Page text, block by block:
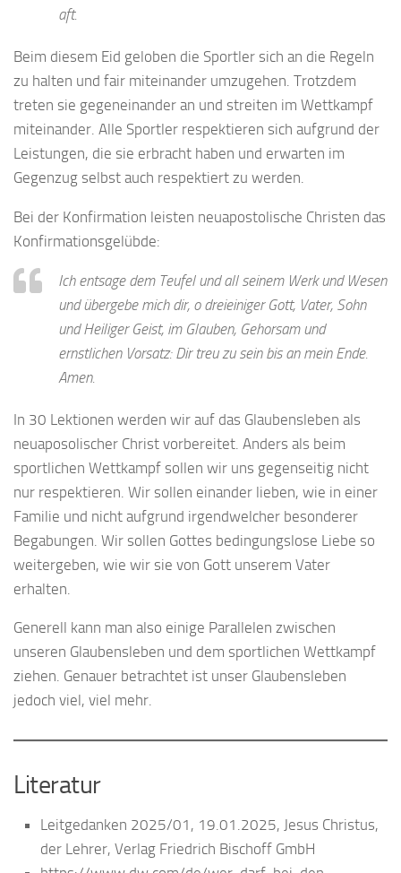
aft.
Beim diesem Eid geloben die Sportler sich an die Regeln
zu halten und fair miteinander umzugehen. Trotzdem
treten sie gegeneinander an und streiten im Wettkampf
miteinander. Alle Sportler respektieren sich aufgrund der
Leistungen, die sie erbracht haben und erwarten im
Gegenzug selbst auch respektiert zu werden.
Bei der Konfirmation leisten neuapostolische Christen das
Konfirmationsgelübde:
Ich entsage dem Teufel und all seinem Werk und Wesen
und übergebe mich dir, o dreieiniger Gott, Vater, Sohn
und Heiliger Geist, im Glauben, Gehorsam und
ernstlichen Vorsatz: Dir treu zu sein bis an mein Ende.
Amen.
In 30 Lektionen werden wir auf das Glaubensleben als
neuaposolischer Christ vorbereitet. Anders als beim
sportlichen Wettkampf sollen wir uns gegenseitig nicht
nur respektieren. Wir sollen einander lieben, wie in einer
Familie und nicht aufgrund irgendwelcher besonderer
Begabungen. Wir sollen Gottes bedingungslose Liebe so
weitergeben, wie wir sie von Gott unserem Vater
erhalten.
Generell kann man also einige Parallelen zwischen
unseren Glaubensleben und dem sportlichen Wettkampf
ziehen. Genauer betrachtet ist unser Glaubensleben
jedoch viel, viel mehr.
Literatur
Leitgedanken 2025/01, 19.01.2025, Jesus Christus,
der Lehrer, Verlag Friedrich Bischoff GmbH